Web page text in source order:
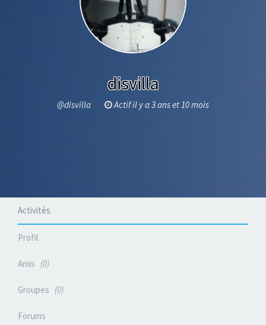
disvilla
@disvilla Actif il y a 3 ans et 10 mois
Activités
Profil
Amis 0
Groupes 0
Forums